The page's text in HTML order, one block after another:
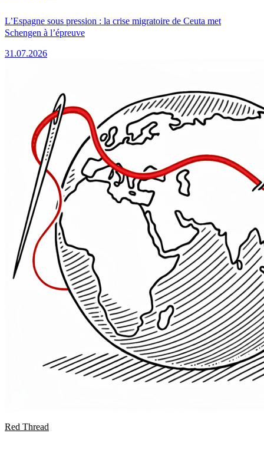
L’Espagne sous pression : la crise migratoire de Ceuta met
Schengen à l’épreuve
31.07.2026
Red Thread